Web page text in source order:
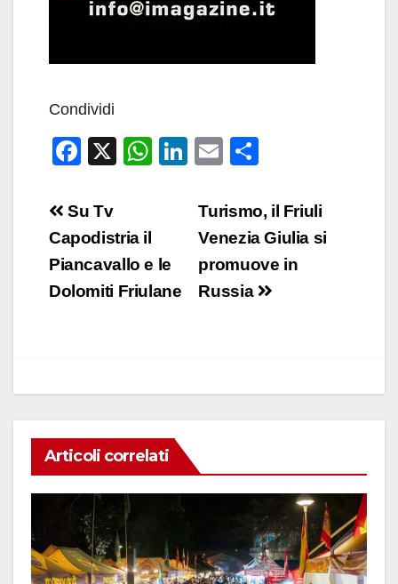
Condividi
F
c
e
b
o
X
W
A
p
Li
k
e
dI
n
E
ail n
di
vi
di
Navigazione
articoli
Turismo, il Friuli
Venezia Giulia si
promuove in
Russia
Su Tv
Capodistria il
Piancavallo e le
Dolomiti Friulane
Articoli correlati